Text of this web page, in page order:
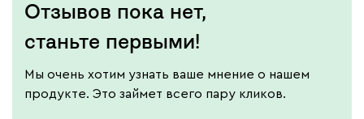
Отзывов пока нет,
станьте первыми!
Мы очень хотим узнать ваше мнение о нашем
продукте. Это займет всего пару кликов.